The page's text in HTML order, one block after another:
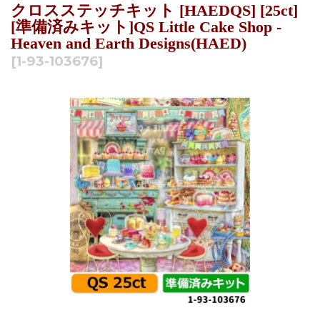
クロスステッチキット [HAEDQS] [25ct]
[準備済みキット]QS Little Cake Shop -
Heaven and Earth Designs(HAED)
[1-93-103676]